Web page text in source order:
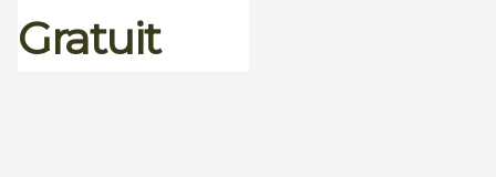
Gratuit